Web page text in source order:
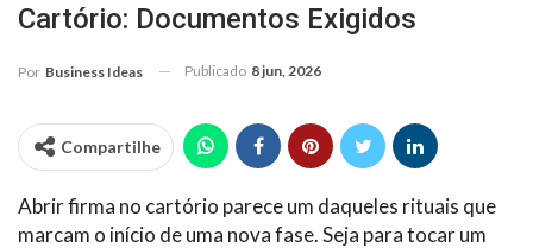
Cartório: Documentos Exigidos
Por Business Ideas Publicado 8 jun, 2026
Compartilhe
Abrir firma no cartório parece um daqueles rituais que
marcam o início de uma nova fase. Seja para tocar um